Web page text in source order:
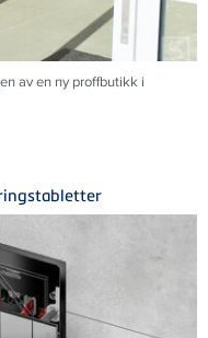
av en ny proffbutikk i